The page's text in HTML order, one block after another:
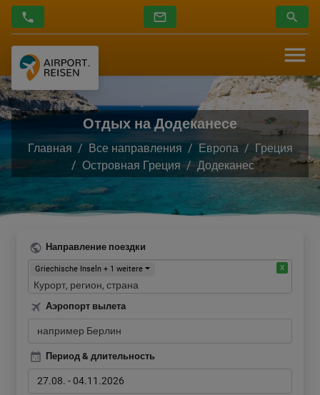
Отдых на Додеканесе
Главная Все направления Европа
Греция
Островная Греция
Додеканес
Направление поездки
Griechische Inseln + 1 weitere
Аэропорт вылета
Период & длительность
27.08. -04.11.2026